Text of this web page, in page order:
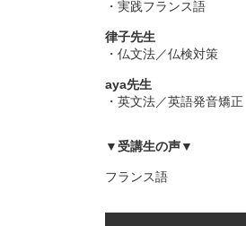
・実践フランス語
律子先生
・仏文法／仏検対策
aya先生
・英文法／英語発音矯正
▼受講生の声▼
フランス語